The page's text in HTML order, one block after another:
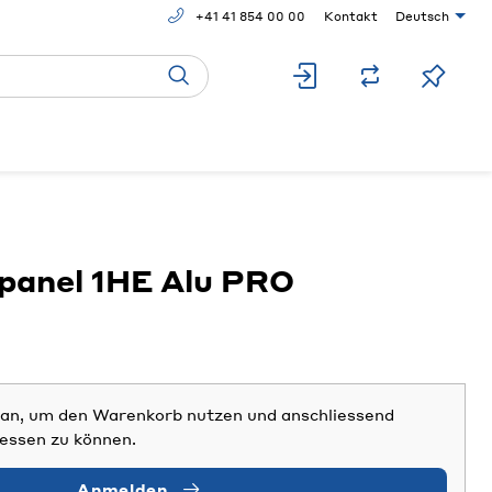
+41 41 854 00 00 Kontakt Deutsch
1HE Alu PRO
um den Warenkorb nutzen und anschliessend
zu können.